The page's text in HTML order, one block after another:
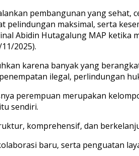
pembangunan yang
pelindungan maksimal, serta
Abidin Hutagalung MAP
2025).
karena banyak yang
ilegal, perlindungan
perempuan merupakan
sendiri.
komprehensif, dan
baru, serta penguatan